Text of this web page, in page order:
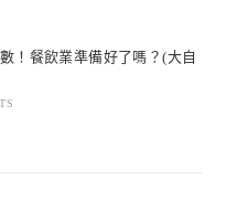
！餐飲業準備好了嗎？(大自